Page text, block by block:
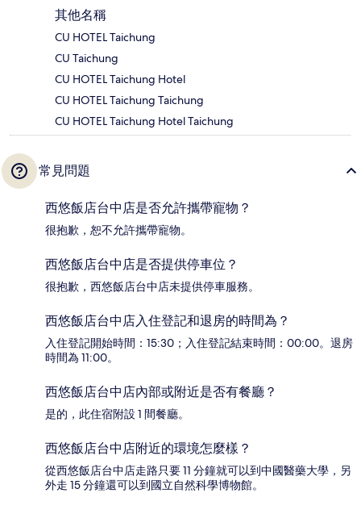
其他名稱
CU HOTEL Taichung
CU Taichung
CU HOTEL Taichung Hotel
CU HOTEL Taichung Taichung
CU HOTEL Taichung Hotel Taichung
常見問題
西悠飯店台中店是否允許攜帶寵物？
很抱歉，恕不允許攜帶寵物。
西悠飯店台中店是否提供停車位？
很抱歉，西悠飯店台中店未提供停車服務。
西悠飯店台中店入住登記和退房的時間為？
入住登記開始時間：15:30；入住登記結束時間：00:00。退房
時間為 11:00。
西悠飯店台中店內部或附近是否有餐廳？
是的，此住宿附設 1 間餐廳。
西悠飯店台中店附近的環境怎麼樣？
從西悠飯店台中店走路只要 11 分鐘就可以到中國醫藥大學，另
外走 15 分鐘還可以到國立自然科學博物館。